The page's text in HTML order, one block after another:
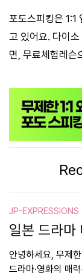
포도스피킹은 1:1
고 있어요. 다이
면, 무료체험레슨
JP-EXPRESSIONS
일본 드라
안녕하세요, 무제
드라마·영화의 매